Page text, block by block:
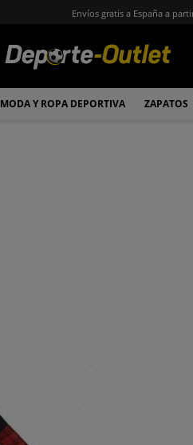
Envíos gratis a España a
MODA Y ROPA DEPORTIVA ZAPATOS